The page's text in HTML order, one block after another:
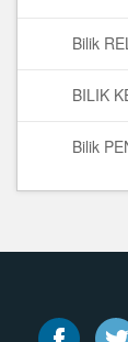
Bilik
BILIK
Bilik